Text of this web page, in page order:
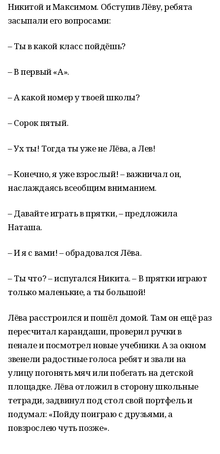
Никитой и Максимом. Обступив Лёву, ребята
засыпали его вопросами:
– Ты в какой класс пойдёшь?
– В первый «А».
– А какой номер у твоей школы?
– Сорок пятый.
– Ух ты! Тогда ты уже не Лёва, а Лев!
– Конечно, я уже взрослый! – важничал он,
наслаждаясь всеобщим вниманием.
– Давайте играть в прятки, – предложила
Наташа.
– И я с вами! – обрадовался Лёва.
– Ты что? – испугался Никита. – В прятки играют
только маленькие, а ты большой!
Лёва расстроился и пошёл домой. Там он ещё раз
пересчитал карандаши, проверил ручки в
пенале и посмотрел новые учебники. А за окном
звенели радостные голоса ребят и звали на
улицу погонять мяч или побегать на детской
площадке. Лёва отложил в сторону школьные
тетради, задвинул под стол свой портфель и
подумал: «Пойду поиграю с друзьями, а
повзрослею чуть позже».